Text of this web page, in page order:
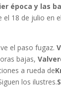
época y las
el 18 de julio en
el paso fugaz.
bajas,
a rueda de
los ilustres.